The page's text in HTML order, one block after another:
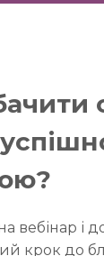
вебінар і
крок до